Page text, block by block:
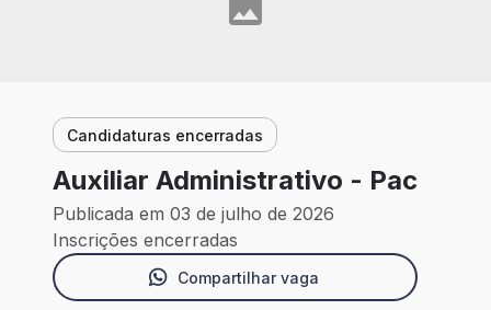
Candidaturas encerradas
Auxiliar Administrativo - Pac
Publicada em 03 de julho de 2026
Inscrições encerradas
Compartilhar vaga